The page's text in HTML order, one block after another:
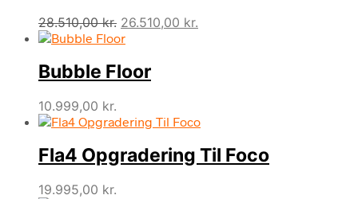
28.510,00kr. Den
oprindelige
var:
28.510,00 kr..
26.510,00 kr.
Bubble Floor
10.999,00 kr.
Fla4 Opgradering Til Foco
19.995,00 kr.